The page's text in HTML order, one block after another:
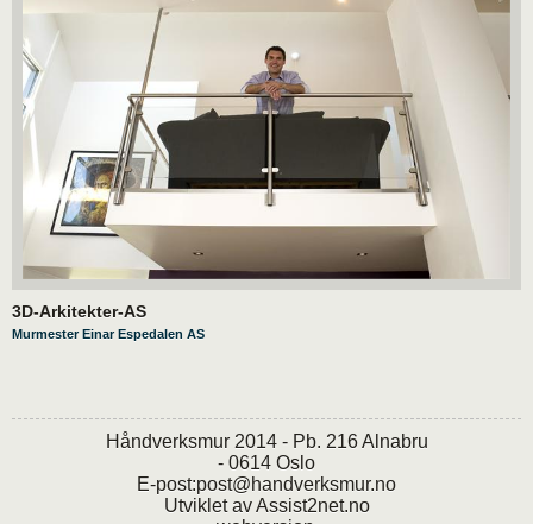
3D-Arkitekter-AS
Murmester Einar Espedalen AS
Håndverksmur 2014 - Pb. 216 Alnabru
- 0614 Oslo
E-post:post@handverksmur.no
Utviklet avAssist2net.no